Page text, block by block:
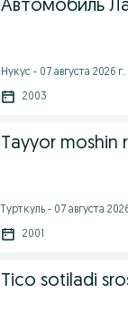
Автомобиль
Нукус - 07 августа 2026 г.
2003
Tayyor moshin
Турткуль - 07 августа
2001
Tico sotiladi